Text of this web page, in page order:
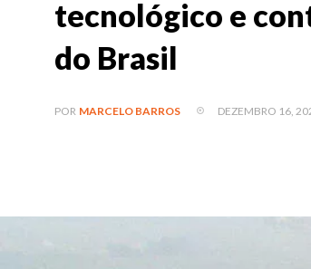
tecnológico e
do Brasil
POR MARCELO BARROS DEZEMBRO 16,